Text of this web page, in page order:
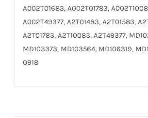
A002T01683, A002T01783,
A002T49377, A2T01483, A2T01583,
A2T01783, A2T10083, A2T49377,
MD103373, MD103564, MD106319,
0918